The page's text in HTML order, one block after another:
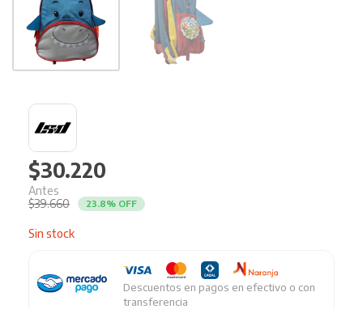
$39.660
El
precio
original
$39.660.
$30.220
El
precio
actual
$30.220.
23.8% OFF
Sin stock
Descuentos en pagos en efectivo o con
transferencia